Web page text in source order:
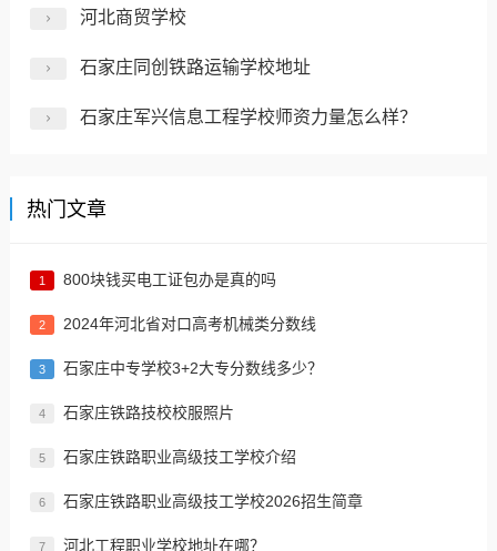
河北商贸学校
石家庄同创铁路运输学校地址
石家庄军兴信息工程学校师资力量怎么样？
热门文章
1 800块钱买电工证包办是真的吗
2 2024年河北省对口高考机械类分数线
3 ​石家庄中专学校3+2大专分数线多少？
4 石家庄铁路技校校服照片
5 石家庄铁路职业高级技工学校介绍
6 石家庄铁路职业高级技工学校2026招生简章
7 河北工程职业学校地址在哪？